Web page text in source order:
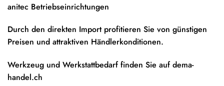
anitec Betriebseinrichtungen
Durch den direkten Import profitieren Sie von günstigen
Preisen und attraktiven Händlerkonditionen.
Werkzeug und Werkstattbedarf finden Sie aufdema-
handel.ch